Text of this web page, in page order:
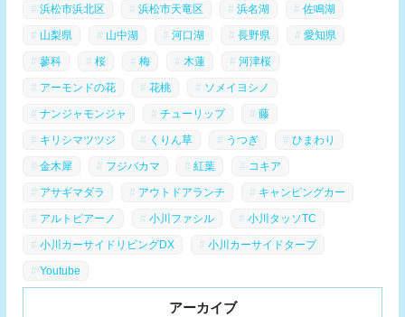
浜松市浜北区 浜松市天竜区 浜名湖 佐鳴湖
山梨県 山中湖 河口湖 長野県 愛知県
蓼科 桜 梅 木蓮 河津桜
アーモンドの花 花桃 ソメイヨシノ
ナンジャモンジャ チューリップ 藤
キリシマツツジ くりん草 うつぎ ひまわり
金木犀 フジバカマ 紅葉 コキア
アサギマダラ アウトドアランチ キャンピングカー
アルトピアーノ 小川ファシル 小川タッソTC
小川カーサイドリビングDX 小川カーサイドタープ
Youtube
アーカイブ